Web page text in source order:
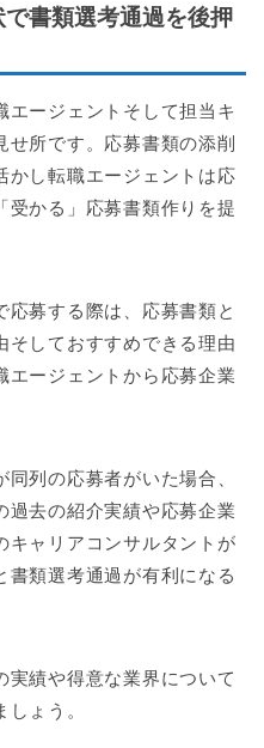
書類選考通過を後押
エージェントそして担当キ
せ所です。応募書類の添削
かし転職エージェントは応
受かる」応募書類作りを提
応募する際は、応募書類と
そしておすすめできる理由
エージェントから応募企業
列の応募者がいた場合、
過去の紹介実績や応募企業
キャリアコンサルタントが
書類選考通過が有利になる
実績や得意な業界について
ょう。